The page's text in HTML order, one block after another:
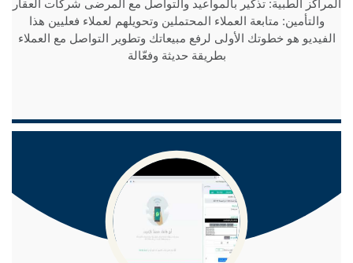
المراكز الطبية: تذكير بالمواعيد والتواصل مع المرضى شركات العقار
والتأمين: متابعة العملاء المحتملين وتحويلهم لعملاء فعليين هذا
الفيديو هو خطوتك الأولى لرفع مبيعاتك وتطوير التواصل مع العملاء
بطريقة حديثة وفعّالة
شاهد الفيديو